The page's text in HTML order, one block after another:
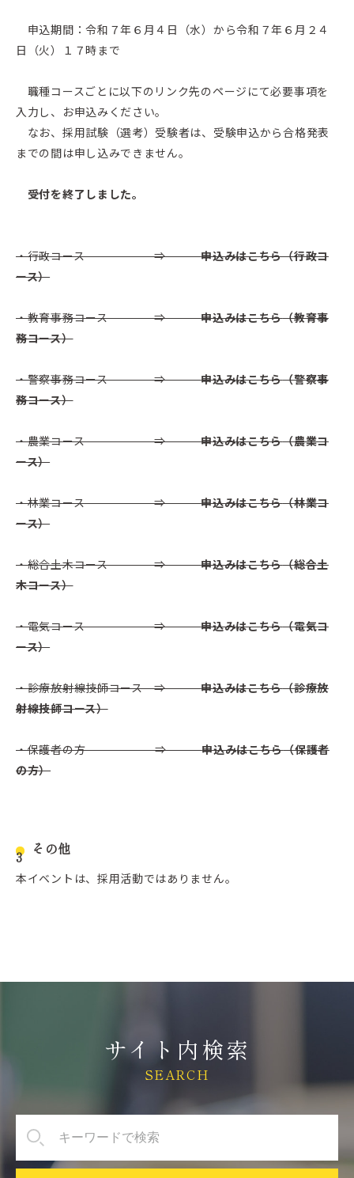
申込期間：令和７年６月４日（水）から令和７年６月２４
日（火）１７時まで
職種コースごとに以下のリンク先のページにて必要事項を
入力し、お申込みください。
なお、採用試験（選考）受験者は、受験申込から合格発表
までの間は申し込みできません。
受付を終了しました。
・行政コース ⇒申込みはこちら（行政コ
ース）
・教育事務コース ⇒申込みはこちら（教育事
務コース）
・警察事務コース ⇒申込みはこちら（警察事
務コース）
・農業コース ⇒申込みはこちら（農業コ
ース）
・林業コース ⇒申込みはこちら（林業コ
ース）
・総合土木コース ⇒申込みはこちら（総合土
木コース）
・電気コース ⇒申込みはこちら（電気コ
ース）
・診療放射線技師コース ⇒申込みはこちら（診療放
射線技師コース）
・保護者の方 ⇒申込みはこちら（保護者
の方）
その他
本イベントは、採用活動ではありません。
サイト内検索
SEARCH